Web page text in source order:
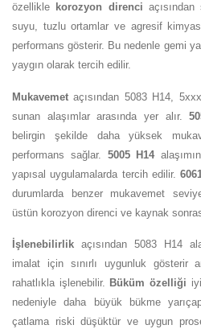
özellikle korozyon direnci
suyu, tuzlu ortamlar ve agresif
performans gösterir. Bu nedenle gemi
yaygın olarak tercih edilir.
Mukavemet açısından 5083 H14,
sunan alaşımlar arasında yer alır.
belirgin şekilde daha yüksek
performans sağlar. 5005 H14
yapısal uygulamalarda tercih edilir.
durumlarda benzer mukavemet
üstün korozyon direnci ve kaynak
İşlenebilirlik açısından 5083 H14
imalat için sınırlı uygunluk gösterir
rahatlıkla işlenebilir. Büküm özelliği
nedeniyle daha büyük bükme
çatlama riski düşüktür ve uygun